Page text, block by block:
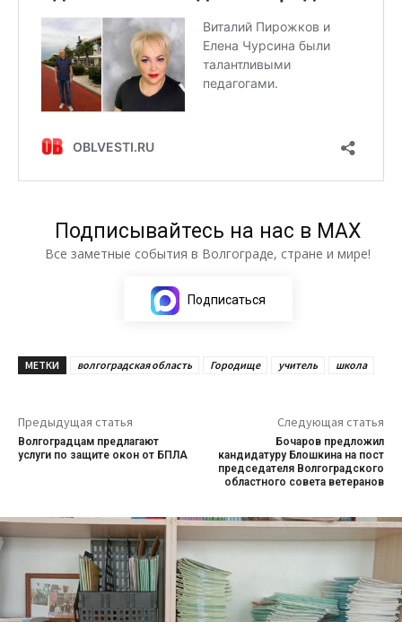
Подписывайтесь на нас в МАХ
Все заметные события в Волгограде, стране и мире!
Подписаться
МЕТКИ волгоградская область Городище учитель школа
Предыдущая статья
Волгоградцам предлагают
услуги по защите окон от БПЛА
Следующая статья
Бочаров предложил
кандидатуру Блошкина на пост
председателя Волгоградского
областного совета ветеранов